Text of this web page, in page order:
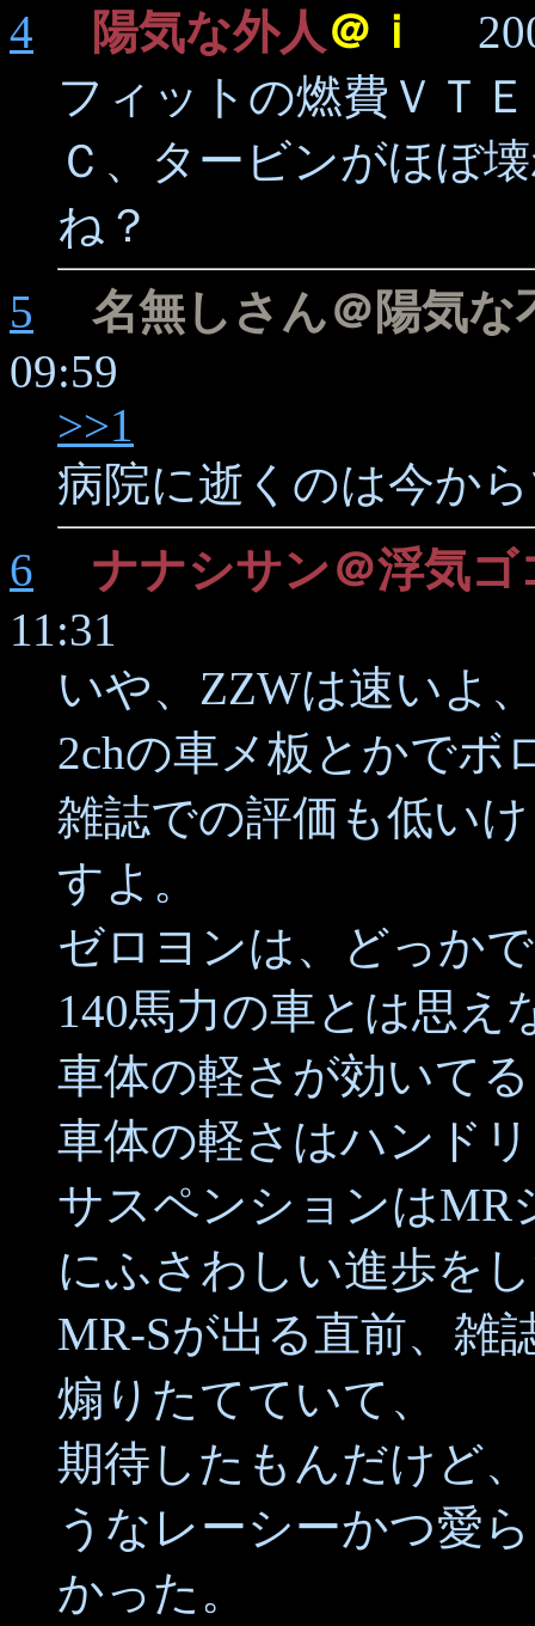
4
陽気な外人 ＠ｉ
フィットの燃費ＶＴ
Ｃ、タービンがほぼ
ね？
5
名無しさん＠陽気な
09:59
>>1
病院に逝くのは今か
6
ナナシサン＠浮気ゴ
11:31
いや、ZZWは速いよ
2chの車メ板とかでボ
雑誌での評価も低い
すよ。
ゼロヨンは、どっか
140馬力の車とは思え
車体の軽さが効いて
車体の軽さはハンド
サスペンションはMR
にふさわしい進歩を
MR-Sが出る直前、雑
煽りたてていて、
期待したもんだけど
うなレーシーかつ愛
かった。